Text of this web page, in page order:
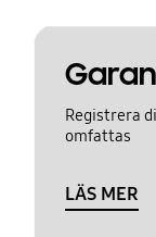
Registrera
omfattas
LÄS MER